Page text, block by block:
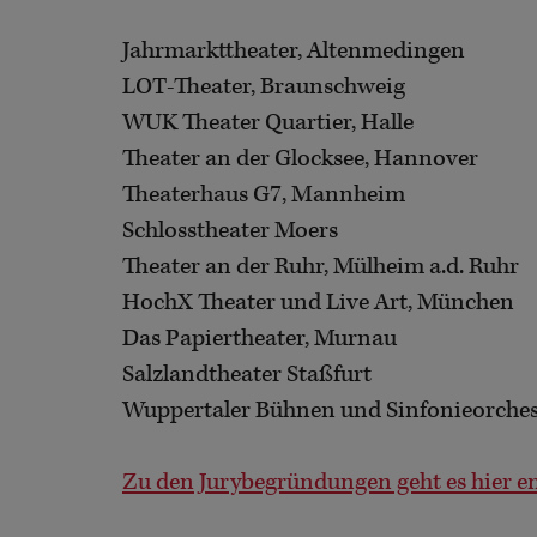
Jahrmarkttheater, Altenmedingen
LOT-Theater, Braunschweig
WUK Theater Quartier, Halle
Theater an der Glocksee, Hannover
Theaterhaus G7, Mannheim
Schlosstheater Moers
Theater an der Ruhr, Mülheim a.d. Ruhr
HochX Theater und Live Art, München
Das Papiertheater, Murnau
Salzlandtheater Staßfurt
Wuppertaler Bühnen und
Zu den Jurybegründungen geht es hier